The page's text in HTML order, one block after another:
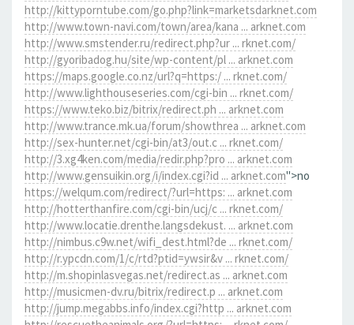
http://kittyporntube.com/go.php?link=marketsdarknet.com
http://www.town-navi.com/town/area/kana ... arknet.com
http://www.smstender.ru/redirect.php?ur ... rknet.com/
http://gyoribadog.hu/site/wp-content/pl ... arknet.com
https://maps.google.co.nz/url?q=https:/ ... rknet.com/
http://www.lighthouseseries.com/cgi-bin ... rknet.com/
https://www.teko.biz/bitrix/redirect.ph ... arknet.com
http://www.trance.mk.ua/forum/showthrea ... arknet.com
http://sex-hunter.net/cgi-bin/at3/out.c ... rknet.com/
http://3.xg4ken.com/media/redir.php?pro ... arknet.com
http://www.gensuikin.org/i/index.cgi?id ... arknet.com">no
https://welqum.com/redirect/?url=https: ... arknet.com
http://hotterthanfire.com/cgi-bin/ucj/c ... rknet.com/
http://www.locatie.drenthe.langsdekust. ... arknet.com
http://nimbus.c9w.net/wifi_dest.html?de ... rknet.com/
http://r.ypcdn.com/1/c/rtd?ptid=ywsir&v ... rknet.com/
http://m.shopinlasvegas.net/redirect.as ... arknet.com
http://musicmen-dv.ru/bitrix/redirect.p ... arknet.com
http://jump.megabbs.info/index.cgi?http ... arknet.com